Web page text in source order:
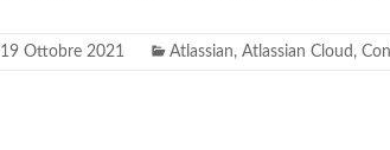
19 Ottobre 2021 Atlassian, Atlassian Cloud ,